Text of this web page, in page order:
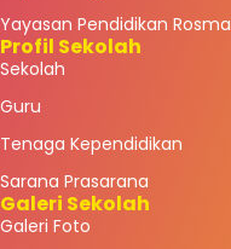
Yayasan Pendidikan Rosma
Profil Sekolah
Sekolah
Guru
Tenaga Kependidikan
Sarana Prasarana
Galeri Sekolah
Galeri Foto